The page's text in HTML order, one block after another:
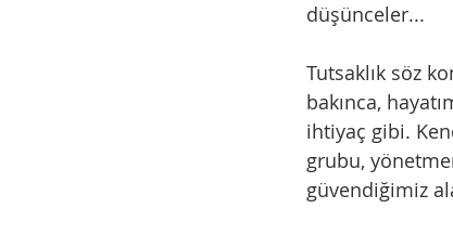
düşünceler...
Tutsaklık söz
bakınca,
ihtiyaç gibi.
grubu,
güvendiğimiz